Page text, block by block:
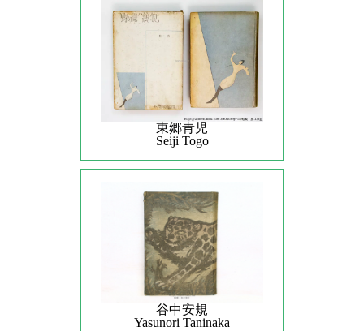
東郷青児
Seiji Togo
谷中安規
Yasunori Taninaka